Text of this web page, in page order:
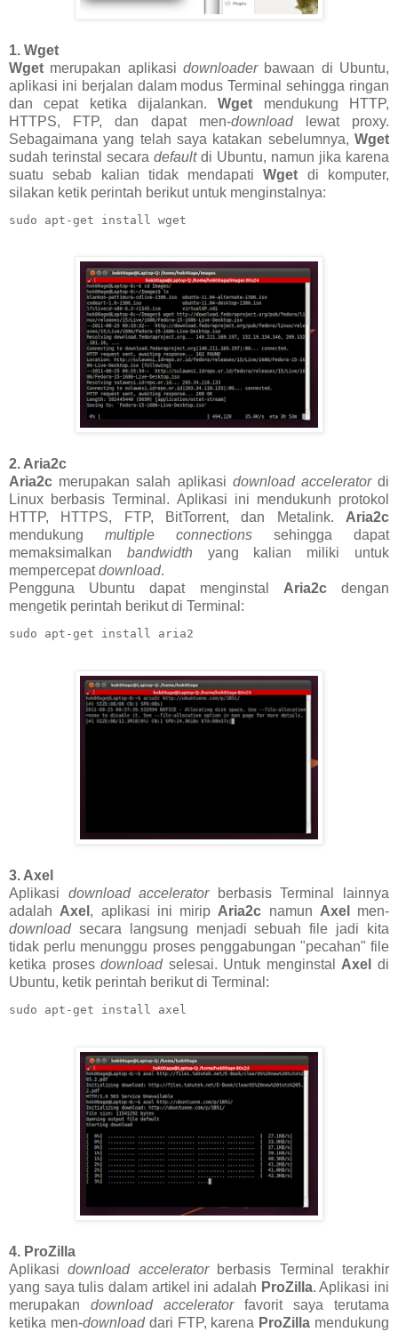
1. Wget
Wget merupakan aplikasi downloaderbawaan di Ubuntu,
aplikasi ini berjalan dalam modus Terminal sehingga ringan
dan cepat ketika dijalankan.Wget mendukung HTTP,
HTTPS, FTP, dan dapat men-downloadlewat proxy.
Sebagaimana yang telah saya katakan sebelumnya, Wget
sudah terinstal secara defaultdi Ubuntu, namun jika karena
suatu sebab kalian tidak mendapatiWget di komputer,
silakan ketik perintah berikut untuk menginstalnya:
sudo apt-get install wget
2. Aria2c
Aria2c merupakan salah aplikasi download acceleratordi
Linux berbasis Terminal. Aplikasi ini mendukunh protokol
HTTP, HTTPS, FTP, BitTorrent, dan Metalink. Aria2c
mendukung multiple connections sehingga dapat
memaksimalkan bandwidth yang kalian miliki untuk
mempercepatdownload.
Pengguna Ubuntu dapat menginstal Aria2cdengan
mengetik perintah berikut di Terminal:
sudo apt-get install aria2
3. Axel
Aplikasi download acceleratorberbasis Terminal lainnya
adalah Axel , aplikasi ini mirip Aria2c namun Axel
men-
downloadsecara langsung menjadi sebuah file jadi kita
tidak perlu menunggu proses penggabungan "pecahan" file
ketika prosesdownloadselesai. Untuk menginstal Axel
di
Ubuntu, ketik perintah berikut di Terminal:
sudo apt-get install axel
4. ProZilla
Aplikasidownload acceleratorberbasis Terminal terakhir
yang saya tulis dalam artikel ini adalah ProZilla. Aplikasi ini
merupakan download acceleratorfavorit saya terutama
ketika men-downloaddari FTP, karena ProZilla mendukung